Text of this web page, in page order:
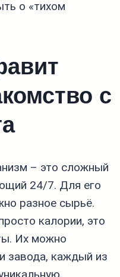
о «тихом
с
– это сложный
24/7. Для его
разное сырьё.
калории, это
Их можно
завода, каждый из